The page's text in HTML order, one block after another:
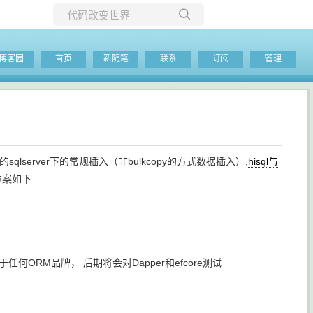
当前博客
客园 首页 新随笔 联系 订阅 管理
下的常规插入（非bulkcopy的方式数据插入）, hisql与
如下
任何ORM品牌， 后期将会对Dapper和efcore测试